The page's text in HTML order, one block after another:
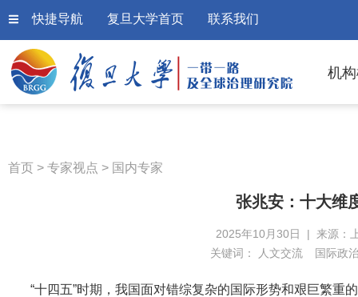
快捷导航 复旦大学首页 联系我们
机
首页 > 专家视点 > 国内专家
张兆安：十大维
2025年10月30日 | 来源：
关键词：
人文交流 国际政
“十四五”时期，我国面对错综复杂的国际形势和艰巨繁